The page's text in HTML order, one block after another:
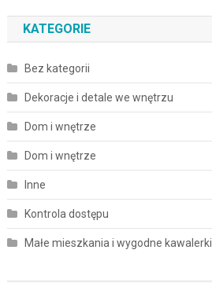
KATEGORIE
Bez kategorii
Dekoracje i detale we wnętrzu
Dom i wnętrze
Dom i wnętrze
Inne
Kontrola dostępu
Małe mieszkania i wygodne kawalerki